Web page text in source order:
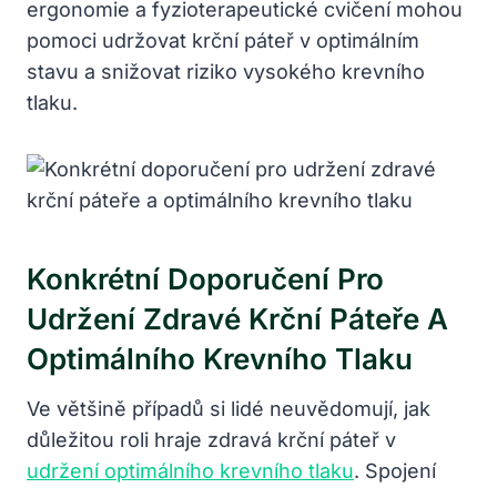
ergonomie a fyzioterapeutické cvičení mohou
pomoci udržovat krční páteř v optimálním
stavu a snižovat riziko vysokého krevního
tlaku.
Konkrétní Doporučení Pro
Udržení Zdravé Krční Páteře A
Optimálního Krevního Tlaku
Ve většině případů si lidé neuvědomují, jak
důležitou roli hraje zdravá krční páteř v
udržení optimálního krevního tlaku. Spojení